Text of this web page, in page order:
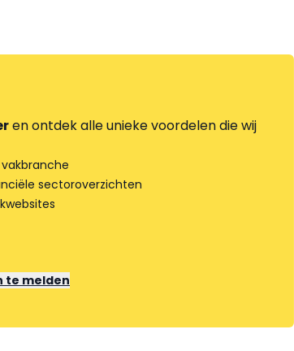
en ontdek alle unieke voordelen die wij
sectoroverzichten
te melden